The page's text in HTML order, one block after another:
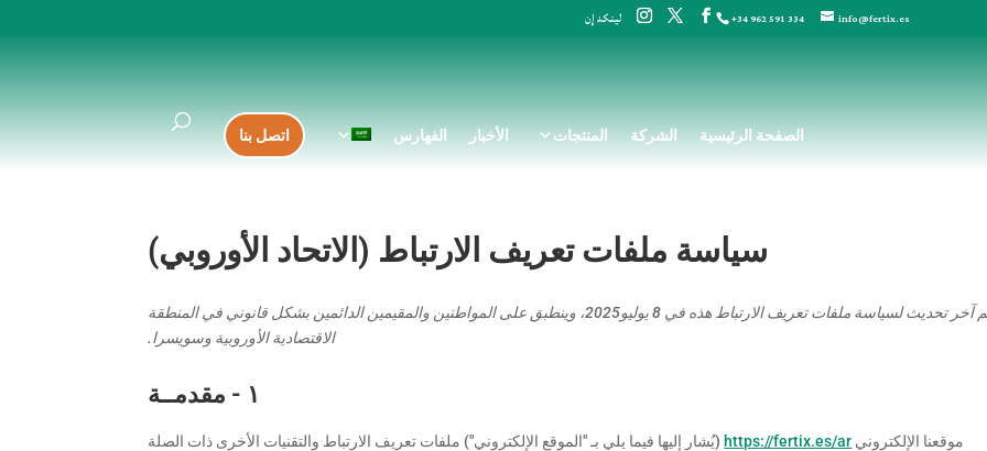
+34 962 591 334 info@fertix.es لينكد إن
الصفحة الرئيسية الشركة المنتجات الأخبار الفهارس اتصل بنا
سياسة ملفات تعريف الارتباط (الاتحاد الأوروبي)
تم آخر تحديث لسياسة ملفات تعريف الارتباط هذه في 8 يوليو2025، وينطبق على المواطنين والمقيمين الدائمين بشكل قانوني في المنطقة
الاقتصادية الأوروبية وسويسرا.
١ - مقدمــة
موقعنا الإلكتروني https://fertix.es/ar (يُشار إليها فيما يلي بـ "الموقع الإلكتروني") ملفات تعريف الارتباط والتقنيات الأخرى ذات الصلة